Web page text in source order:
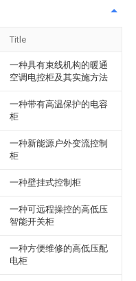
Title
一种具有束线机构的暖通
空调电控柜及其实施方法
一种带有高温保护的电容
柜
一种新能源户外变流控制
柜
一种壁挂式控制柜
一种可远程操控的高低压
智能开关柜
一种方便维修的高低压配
电柜